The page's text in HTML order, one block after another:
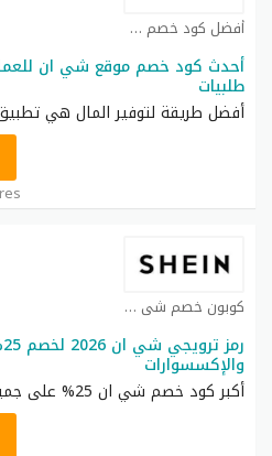
أفضل كود خصم شي ان كوبون
طلبيات
أفضل طريقة لتوفير المال هي
كوبون خصم شي ان كوبون
والإكسسوارات
أكبر كود خصم شي ان 25% على جميع المنتجات شي